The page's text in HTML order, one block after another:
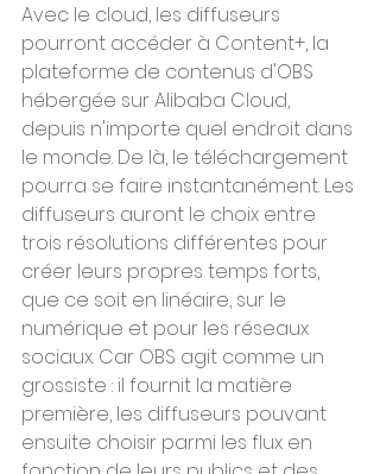
Avec le cloud, les diffuseurs
pourront accéder à Content+, la
plateforme de contenus d'OBS
hébergée sur Alibaba Cloud,
depuis n'importe quel endroit dans
le monde. De là, le téléchargement
pourra se faire instantanément. Les
diffuseurs auront le choix entre
trois résolutions différentes pour
créer leurs propres temps forts,
que ce soit en linéaire, sur le
numérique et pour les réseaux
sociaux. Car OBS agit comme un
grossiste : il fournit la matière
première, les diffuseurs pouvant
ensuite choisir parmi les flux en